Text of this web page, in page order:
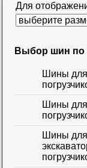
Для
Выбор шин по
Шины
Шины
Шины для